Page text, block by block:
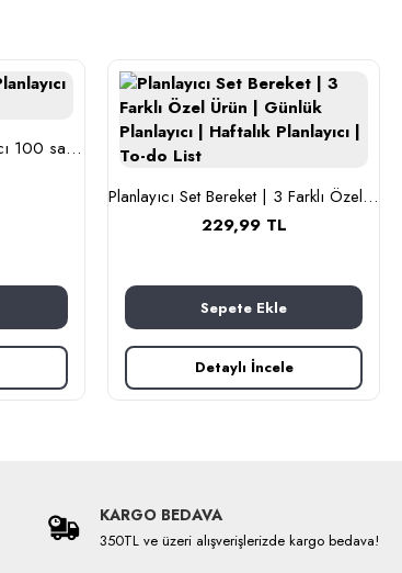
A5 Spiralli Günlük Planlayıcı 100 sayfa Yıldız Tema
Planlayıcı Set Bereket | 3 Farklı Özel Ürün | Günlük Planlayıcı | Haftalık Planlayıcı | To-do List
229,99 TL
Sepete Ekle
Detaylı İncele
KARGO BEDAVA
350TL ve üzeri alışverişlerizde kargo bedava!